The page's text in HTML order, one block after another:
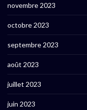
novembre 2023
octobre 2023
septembre 2023
août 2023
juillet 2023
juin 2023